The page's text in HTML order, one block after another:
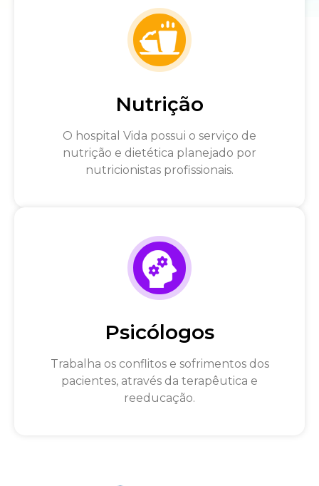
Nutrição
O hospital Vida possui o serviço de
nutrição e dietética planejado por
nutricionistas profissionais.
Psicólogos
Trabalha os conflitos e sofrimentos dos
pacientes, através da terapêutica e
reeducação.